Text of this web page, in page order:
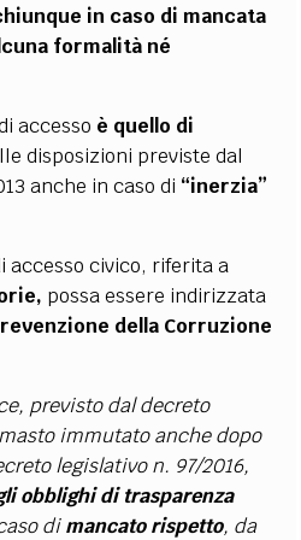
in caso di mancata
formalità né
accesso è quello di
disposizioni previste dal
anche in caso di “inerzia”
accesso civico, riferita a
possa essere indirizzata
della Corruzione
previsto dal decreto
immutato anche dopo
legislativo n. 97/2016,
obblighi di trasparenza
dimancato rispetto, da